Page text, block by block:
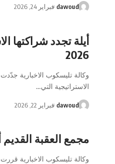
dawoud فبراير 24, 2026
أيلة تجدد شراكتها
2026
وكالة تليسكوب الاخبارية
الاستراتيجية التي…
dawoud فبراير 22, 2026
مجمع العقبة
وكالة تليسكوب الاخبارية